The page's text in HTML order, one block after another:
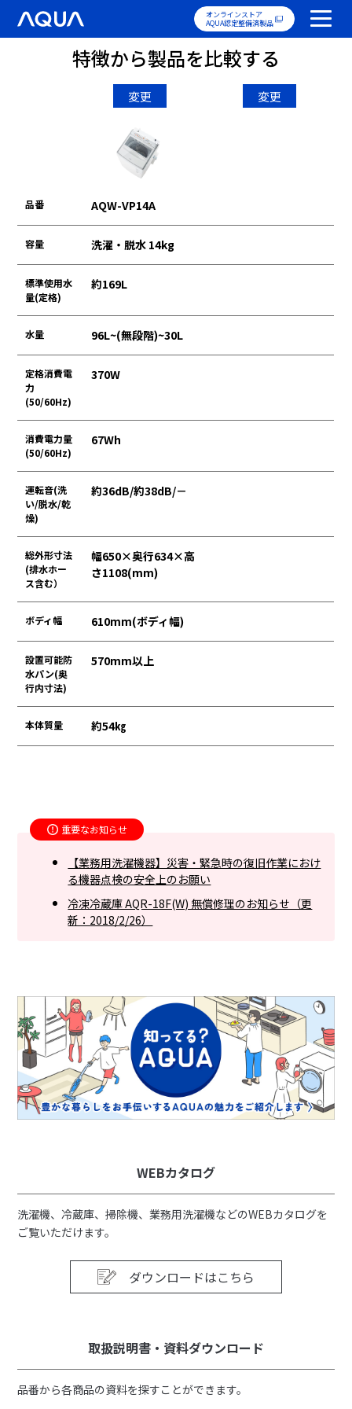
オンラインストア
AQUA認定整備済製品
特徴から製品を比較する
変更 変更
品番 AQW-VP14A
容量 洗濯・脱水 14kg
標準使用水
量(定格)
約169L
水量 96L~(無段階)~30L
定格消費電
力
(50/60Hz)
370W
消費電力量
(50/60Hz)
67Wh
運転音(洗
い/脱水/乾
燥)
約36dB/約38dB/－
総外形寸法
(排水ホー
ス含む）
幅650×奥行634×高
さ1108(mm)
ボディ幅 610mm(ボディ幅)
設置可能防
水パン(奥
行内寸法)
570mm以上
本体質量 約54㎏
重要なお知らせ
【業務用洗濯機器】災害・緊急時の復旧作業におけ
る機器点検の安全上のお願い
冷凍冷蔵庫 AQR-18F(W) 無償修理のお知らせ（更
新：2018/2/26）
WEBカタログ
洗濯機、冷蔵庫、掃除機、業務用洗濯機などのWEBカタログを
ご覧いただけます。
ダウンロードはこちら
取扱説明書・資料ダウンロード
品番から各商品の資料を探すことができます。